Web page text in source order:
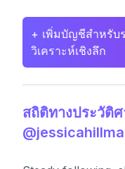
+ เพิ่มบัญชีสำหรับ
วิเคราะห์เชิงลึก
สถิติทางประวัติ